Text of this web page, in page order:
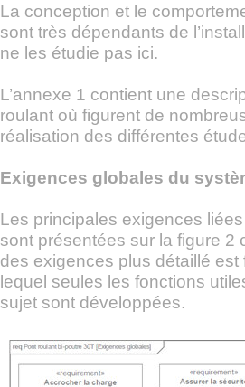
La conception et le
sont très dépendants de
ne les étudie pas ici.
L’annexe 1 contient une
roulant où figurent de
réalisation des différentes
Exigences globales du
Les principales exigences
sont présentées sur la figure 2
des exigences plus détaillé
lequel seules les fonctions
sujet sont développées.